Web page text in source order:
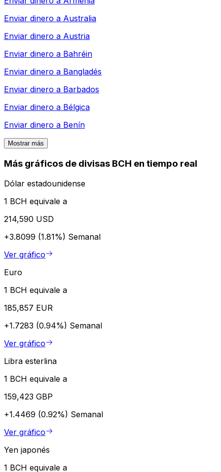
Enviar dinero a Australia
Enviar dinero a Austria
Enviar dinero a Bahréin
Enviar dinero a Bangladés
Enviar dinero a Barbados
Enviar dinero a Bélgica
Enviar dinero a Benín
Mostrar más
Más gráficos de divisas BCH en tiempo real
Dólar estadounidense
1 BCH equivale a
214,590 USD
+3.8099 (1.81%) Semanal
Ver gráfico
Euro
1 BCH equivale a
185,857 EUR
+1.7283 (0.94%) Semanal
Ver gráfico
Libra esterlina
1 BCH equivale a
159,423 GBP
+1.4469 (0.92%) Semanal
Ver gráfico
Yen japonés
1 BCH equivale a